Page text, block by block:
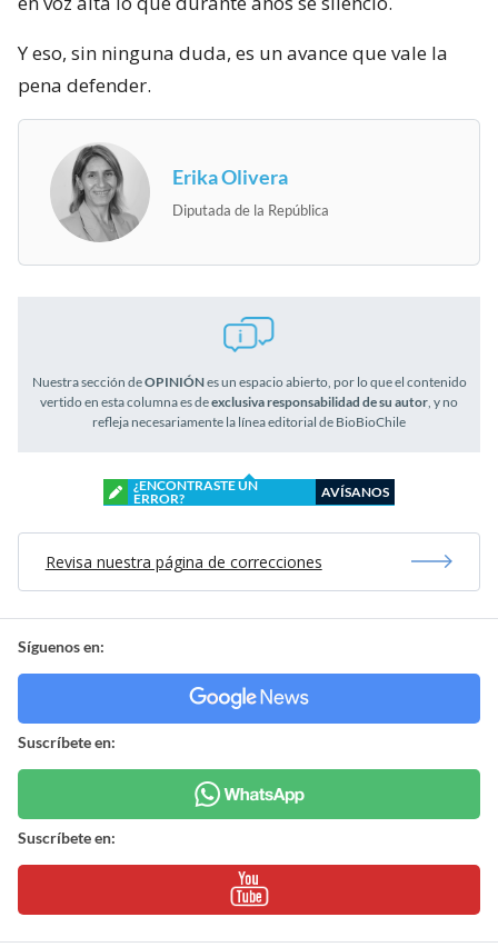
Y eso, sin ninguna duda, es un avance que vale la
pena defender.
Erika Olivera
Diputada de la República
Nuestra sección deOPINIÓNes un espacio abierto, por lo que el contenido
vertido en esta columna es deexclusiva responsabilidad de su autor , y no
refleja necesariamente la línea editorial de BioBioChile
¿ENCONTRASTE UN
ERROR?
AVÍSANOS
Revisa nuestra página de correcciones
Síguenos en:
Suscríbete en:
Suscríbete en: